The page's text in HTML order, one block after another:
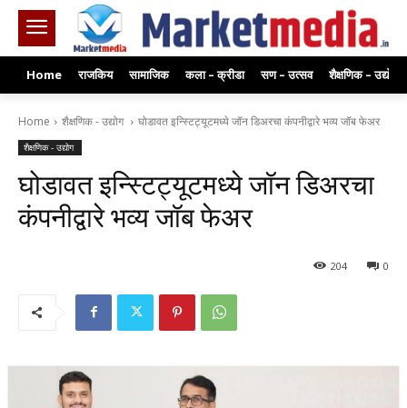
Home राजकिय सामाजिक कला – क्रीडा सण – उत्सव शैक्षणिक – उद्योग
Home शैक्षणिक - उद्योग घोडावत इन्स्टिट्यूटमध्ये जॉन डिअरचा कंपनीद्वारे भव्य जॉब फेअर
शैक्षणिक - उद्योग
घोडावत इन्स्टिट्यूटमध्ये जॉन डिअरचा
कंपनीद्वारे भव्य जॉब फेअर
0
204